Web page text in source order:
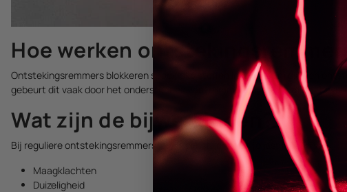
Hoe werken
Ontstekingsremmers blokkeren specifieke stoffen in je lichaam die een
gebeurt dit vaak door het ondersteunen van je immuunsysteem of het
Wat zijn de bijwerkingen?
Bij reguliere ontstekingsremmers, zoals pijnstillers, kun je last krijgen van:
Maagklachten
Duizeligheid